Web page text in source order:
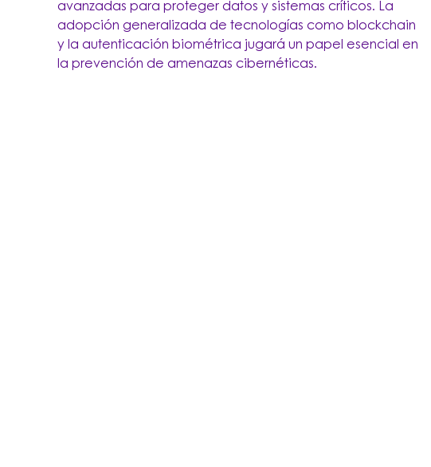
avanzadas para proteger datos y sistemas críticos. La
adopción generalizada de tecnologías como blockchain
y la autenticación biométrica jugará un papel esencial en
la prevención de amenazas cibernéticas.